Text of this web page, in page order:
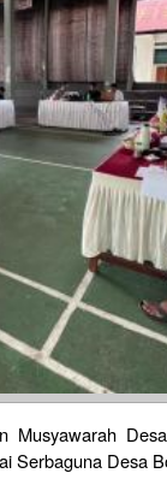
Serbaguna Desa